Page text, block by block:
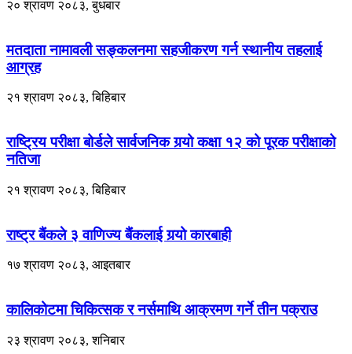
२० श्रावण २०८३, बुधबार
मतदाता नामावली सङ्कलनमा सहजीकरण गर्न स्थानीय तहलाई
आग्रह
२१ श्रावण २०८३, बिहिबार
राष्ट्रिय परीक्षा बोर्डले सार्वजनिक गर्‍यो कक्षा १२ को पूरक परीक्षाको
नतिजा
२१ श्रावण २०८३, बिहिबार
राष्ट्र बैंकले ३ वाणिज्य बैंकलाई गर्‍यो कारबाही
१७ श्रावण २०८३, आइतबार
कालिकोटमा चिकित्सक र नर्समाथि आक्रमण गर्ने तीन पक्राउ
२३ श्रावण २०८३, शनिबार